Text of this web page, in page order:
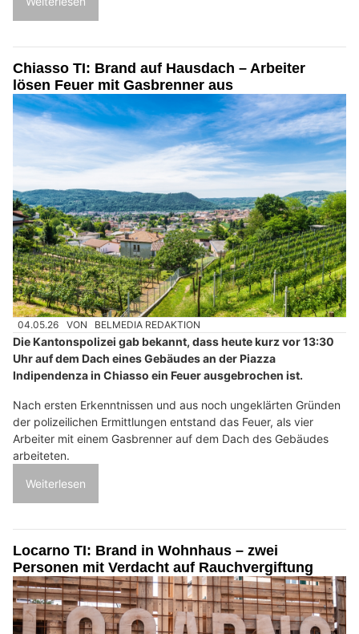
Chiasso TI: Brand auf Hausdach – Arbeiter
lösen Feuer mit Gasbrenner aus
04.05.26 VON BELMEDIA REDAKTION
Die Kantonspolizei gab bekannt, dass heute kurz vor 13:30
Uhr auf dem Dach eines Gebäudes an der Piazza
Indipendenza in Chiasso ein Feuer ausgebrochen ist.
Nach ersten Erkenntnissen und aus noch ungeklärten Gründen
der polizeilichen Ermittlungen entstand das Feuer, als vier
Arbeiter mit einem Gasbrenner auf dem Dach des Gebäudes
arbeiteten.
Weiterlesen
Locarno TI: Brand in Wohnhaus – zwei
Personen mit Verdacht auf Rauchvergiftung